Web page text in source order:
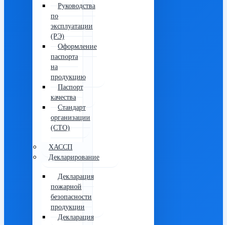
Руководства
по
эксплуатации
(РЭ)
Оформление
паспорта
на
продукцию
Паспорт
качества
Стандарт
организации
(СТО)
ХАССП
Декларирование
Декларация
пожарной
безопасности
продукции
Декларация